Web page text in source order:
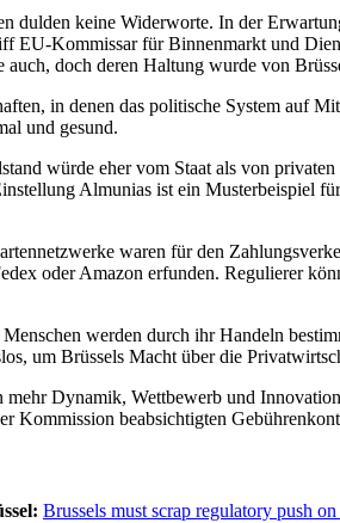
dulden keine Widerworte. In der
EU-Kommissar für Binnenmarkt und
auch, doch deren Haltung wurde von
in denen das politische System auf
und gesund.
würde eher vom Staat als von
Almunias ist ein Musterbeispiel
waren für den
oder Amazon erfunden. Regulierer
werden durch ihr Handeln
um Brüssels Macht über die
Dynamik, Wettbewerb und
Kommission beabsichtigten
Brussels must scrap regulatory push